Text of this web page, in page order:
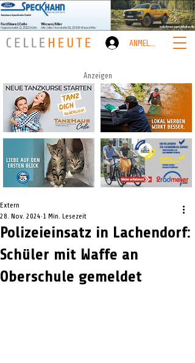
ANMELDEN
Anzeigen
Polizeieinsatz in Lachendorf:
Schüler mit Waffe an
Oberschule gemeldet
Extern
28. Nov. 2024 1 Min. Lesezeit